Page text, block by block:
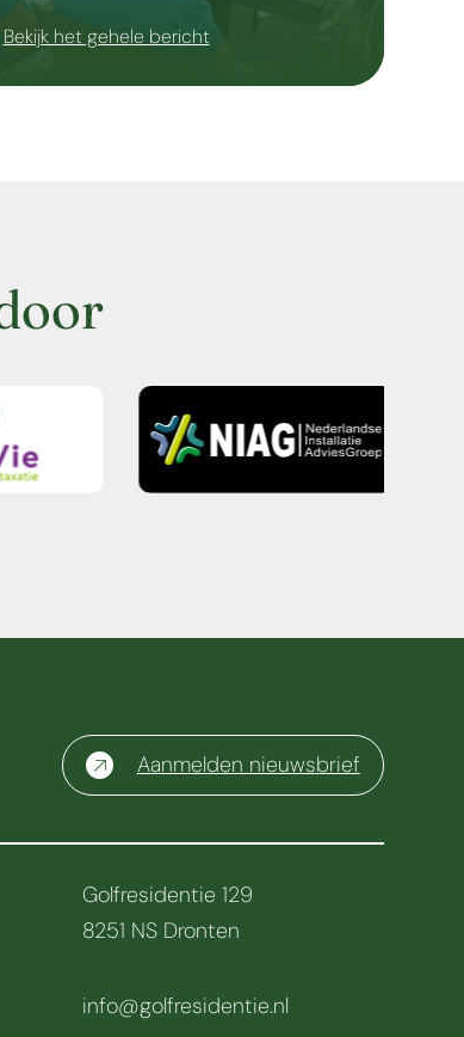
Bekijk het gehele bericht
Aanmelden nieuwsbrief
Golfresidentie 129
8251 NS Dronten
info@golfresidentie.nl